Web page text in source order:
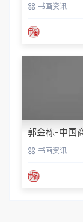
书画资讯
郭金栋-中国
书画资讯